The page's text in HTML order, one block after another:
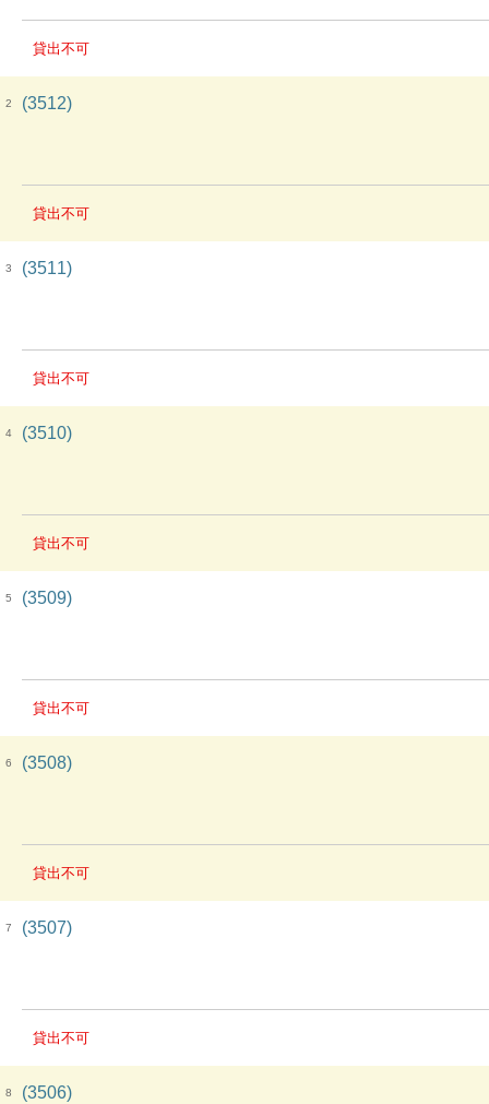
貸出不可
2 (3512)
貸出不可
3 (3511)
貸出不可
4 (3510)
貸出不可
5 (3509)
貸出不可
6 (3508)
貸出不可
7 (3507)
貸出不可
8 (3506)